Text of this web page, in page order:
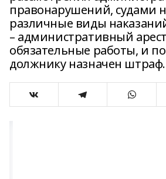
правонарушений, судами
различные виды
– административный
обязательные работы, и
должнику назначен штраф.